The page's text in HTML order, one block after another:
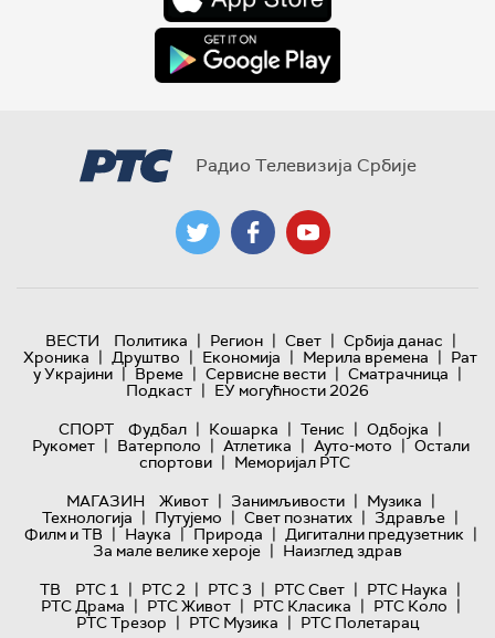
Радио Телевизија Србије
ВЕСТИ Политика | Регион | Свет | Србија данас |
Хроника | Друштво | Економија | Мерила времена | Рат
у Украјини | Време | Сервисне вести | Сматрачница |
Подкаст | ЕУ могућности 2026
СПОРТ
Фудбал | Кошарка | Тенис | Одбојка |
Рукомет | Ватерполо | Атлетика | Ауто-мото | Остали
спортови | Меморијал РТС
МАГАЗИН
Живот | Занимљивости | Музика |
Технологијa | Путујемо | Свет познатих | Здравље |
Филм и ТВ | Наука | Природа | Дигитални предузетник |
За мале велике хероје | Наизглед здрав
ТВ
РТС 1 | РТС 2 | РТС 3 | РТС Свет | РТС Наука |
РТС Драма | РТС Живот | РТС Класика | РТС Коло |
РТС Трезор | РТС Музика | РТС Полетарац